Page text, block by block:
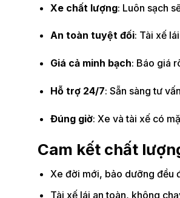
Xe chất lượng: Luôn sạch
An toàn tuyệt đối: Tài xế
Giá cả minh bạch: Báo giá
Hỗ trợ 24/7: Sẵn sàng tư
Đúng giờ: Xe và tài xế có
Cam kết chất
Xe đời mới, bảo dưỡng đều
Tài xế lái an toàn, không